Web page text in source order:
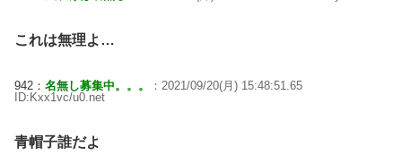
これは無理よ…
942： 名無し募集中。。。
：2021/09/20(月) 15:48:51.65
ID:Kxx1vc/u0.net
青帽子誰だよ